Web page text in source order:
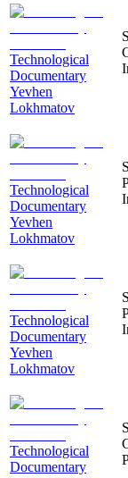
Technological
Documentary
Yevhen
Lokhmatov
Technological
Documentary
Yevhen
Lokhmatov
Technological
Documentary
Yevhen
Lokhmatov
Technological
Documentary